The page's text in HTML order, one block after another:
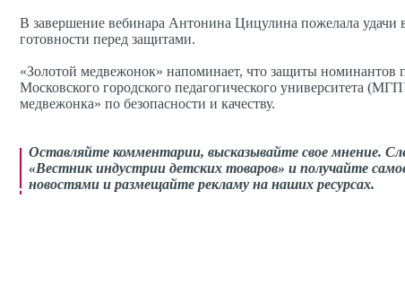
В завершение вебинара Антонина Цицулина пожелала удачи
готовности перед защитами.
«Золотой медвежонок» напоминает, что защиты
Московского городского педагогического университета
медвежонка» по безопасности и качеству.
Оставляйте комментарии, высказывайте свое мнение.
«Вестник индустрии детских товаров» и получайте
новостями и размещайте рекламу на наших ресурсах.